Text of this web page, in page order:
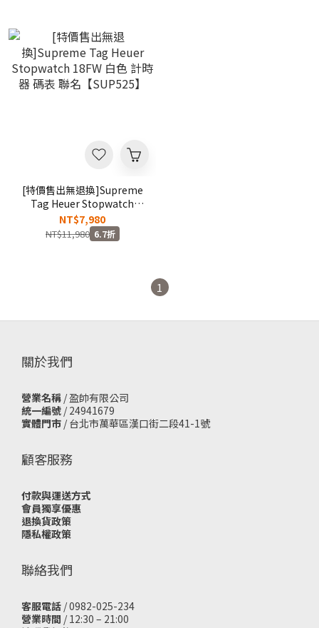
[特價售出無退換]Supreme
Tag Heuer Stopwatch
18FW 白色 計時器 碼表 聯名
【SUP525】
NT$7,980
NT$11,980 6.7折
1
關於我們
營業名稱 / 盈帥有限公司
統一編號 / 24941679
實體門市 / 台北市萬華區漢口街二段41-1號
顧客服務
付款與運送方式
會員獨享優惠
退換貨政策
隱私權政策
聯絡我們
客服電話 / 0982-025-234
營業時間 / 12:30 – 21:00